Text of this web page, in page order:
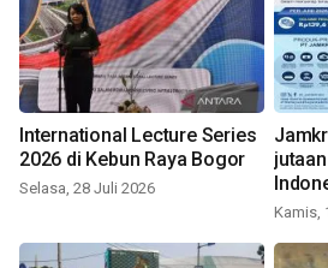
International Lecture Series
2026 di Kebun Raya Bogor
Selasa, 28 Juli 2026
Kamis,